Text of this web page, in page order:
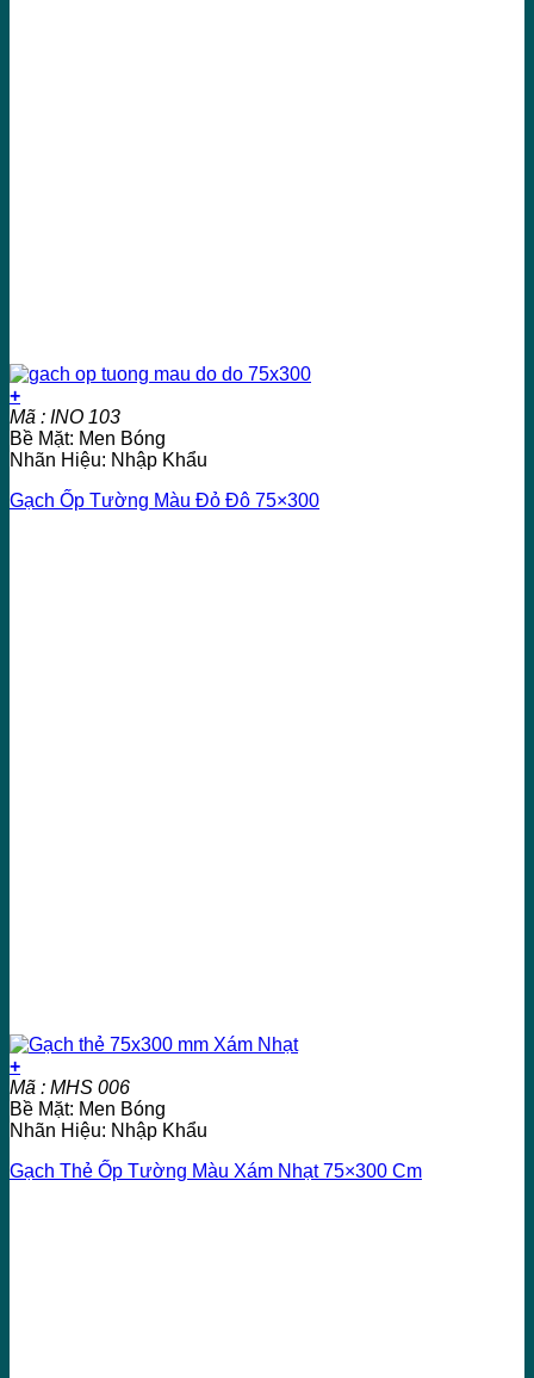
+
Mã : INO 103
Bề Mặt: Men Bóng
Nhãn Hiệu: Nhập Khẩu
Gạch Ốp Tường Màu Đỏ Đô 75×300
+
Mã : MHS 006
Bề Mặt: Men Bóng
Nhãn Hiệu: Nhập Khẩu
Gạch Thẻ Ốp Tường Màu Xám Nhạt 75×300 Cm